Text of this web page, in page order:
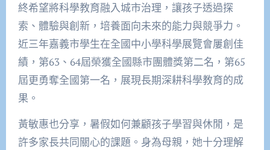
終希望將科學教育融入城市治理，讓孩子透過探
索、體驗與創新，培養面向未來的能力與競爭力。
近三年嘉義市學生在全國中小學科學展覽會屢創佳
績，第63、64屆榮獲全國縣市團體獎第二名，第65
屆更勇奪全國第一名，展現長期深耕科學教育的成
果。
黃敏惠也分享，暑假如何兼顧孩子學習與休閒，是
許多家長共同關心的課題。身為母親，她十分理解